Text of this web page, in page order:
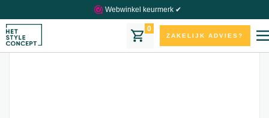
Webwinkel keurmerk ✔
0
ZAKELIJK ADVIES?